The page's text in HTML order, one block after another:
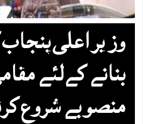
وزیر اعلی
بنانے کےلئے
منصوبے شروع